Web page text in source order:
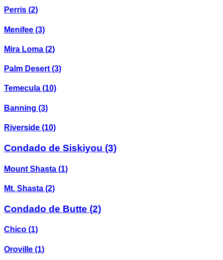
Perris (2)
Menifee (3)
Mira Loma (2)
Palm Desert (3)
Temecula (10)
Banning (3)
Riverside (10)
Condado de Siskiyou (3)
Mount Shasta (1)
Mt. Shasta (2)
Condado de Butte (2)
Chico (1)
Oroville (1)